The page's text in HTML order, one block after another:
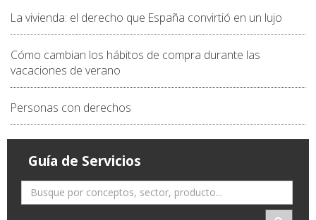
La vivienda: el derecho que España convirtió en un lujo
Cómo cambian los hábitos de compra durante las
vacaciones de verano
Personas con derechos
Guía de Servicios